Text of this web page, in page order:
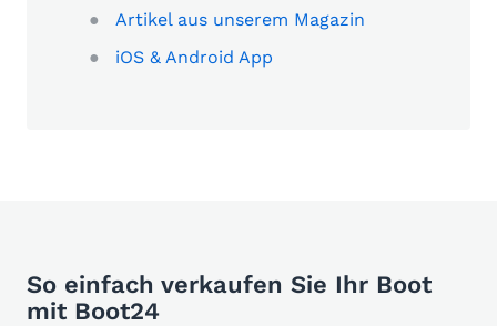
Artikel aus unserem Magazin
iOS & Android App
So einfach verkaufen Sie Ihr Boot
mit Boot24